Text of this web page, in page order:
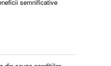
semnificative